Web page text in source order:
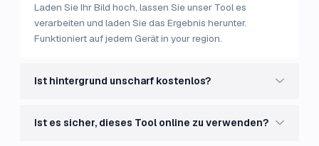
Laden Sie Ihr Bild hoch, lassen Sie unser Tool es
verarbeiten und laden Sie das Ergebnis herunter.
Funktioniert auf jedem Gerät in your region.
Ist hintergrund unscharf kostenlos?
Ist es sicher, dieses Tool online zu verwenden?